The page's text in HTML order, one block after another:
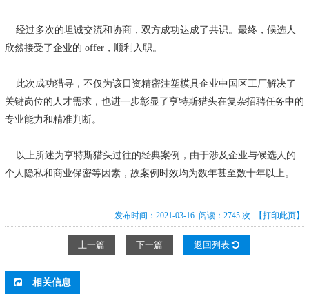
经过多次的坦诚交流和协商，双方成功达成了共识。最终，候选人
欣然接受了企业的 offer，顺利入职。
此次成功猎寻，不仅为该日资精密注塑模具企业中国区工厂解决了
关键岗位的人才需求，也进一步彰显了亨特斯猎头在复杂招聘任务中的
专业能力和精准判断。
以上所述为亨特斯猎头过往的经典案例，由于涉及企业与候选人的
个人隐私和商业保密等因素，故案例时效均为数年甚至数十年以上。
发布时间：2021-03-16 阅读：2745 次 【打印此页】
上一篇 下一篇 返回列表
相关信息